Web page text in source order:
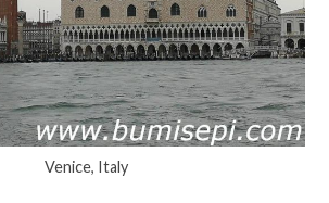
Venice, Italy